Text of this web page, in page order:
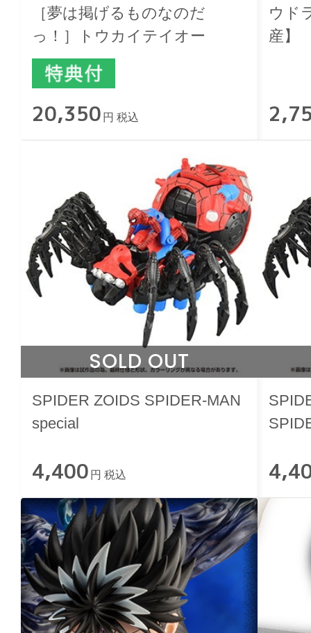
［夢は掲げるものなのだ
っ！］トウカイテイオー
20,350 円 税込
ウド
産】
SOLD OUT
SPIDER ZOIDS SPIDER-MAN
special
4,400 円 税込